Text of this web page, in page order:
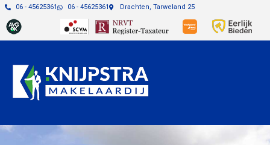
06 - 45625361 06 - 45625361 Drachten, Tarweland 25